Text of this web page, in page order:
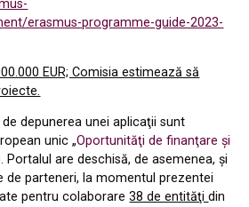
erasmus-programme-guide-2023-
EUR; Comisia estimează să
depunerea unei aplicaţii sunt
unic „Oportunităţi de finanţare şi
Portalul are deschisă, de asemenea, şi
parteneri, la momentul prezentei
pentru colaborare38 de entităţidin